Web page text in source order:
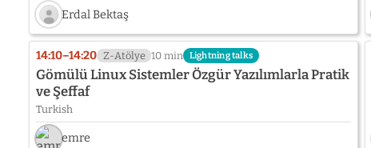
Speaker
photo
not
provided
yet:
Erdal
Bektaş
Erdal Bektaş
14:10–14:20 Z-Atölye 10 min Lightning talks
Gömülü Linux Sistemler Özgür Yazılımlarla Pratik
ve Şeffaf
Turkish
emre